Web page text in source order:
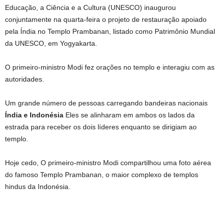
Educação, a Ciência e a Cultura (UNESCO) inaugurou
conjuntamente na quarta-feira o projeto de restauração apoiado
pela Índia no Templo Prambanan, listado como Patrimônio Mundial
da UNESCO, em Yogyakarta.
O primeiro-ministro Modi fez orações no templo e interagiu com as
autoridades.
Um grande número de pessoas carregando bandeiras nacionais
Índia e Indonésia Eles se alinharam em ambos os lados da
estrada para receber os dois líderes enquanto se dirigiam ao
templo.
Hoje cedo, O primeiro-ministro Modi compartilhou uma foto aérea
do famoso Templo Prambanan, o maior complexo de templos
hindus da Indonésia.